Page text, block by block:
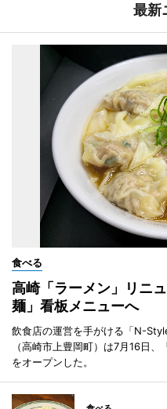
最新
食べる
高崎「ラーメン」リニ
麺」看板メニューへ
飲食店の運営を手がける「N-
（高崎市上豊岡町）は7月16日、
をオープンした。